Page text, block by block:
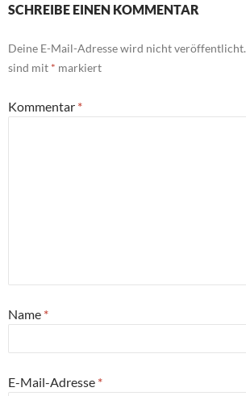
SCHREIBE EINEN KOMMENTAR
Deine E-Mail-Adresse wird nicht veröffentlicht.
sind mit * markiert
Kommentar *
Name *
E-Mail-Adresse *